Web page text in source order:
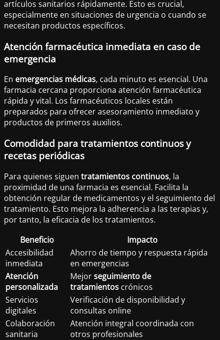
artículos sanitarios rápidamente. Esto es crucial,
especialmente en situaciones de urgencia o cuando se
necesitan productos específicos.
Atención farmacéutica inmediata en caso de
emergencia
En emergencias médicas, cada minuto es esencial. Una
farmacia cercana proporciona atención farmacéutica
rápida y vital. Los farmacéuticos locales están
preparados para ofrecer asesoramiento inmediato y
productos de primeros auxilios.
Comodidad para tratamientos continuos y
recetas periódicas
Para quienes siguen tratamientos continuos, la
proximidad de una farmacia es esencial. Facilita la
obtención regular de medicamentos y el seguimiento del
tratamiento. Esto mejora la adherencia a las terapias y,
por tanto, la eficacia de los tratamientos.
Beneficio
Impacto
Accesibilidad
inmediata
Ahorro de tiempo y respuesta rápida
en emergencias
Atención
personalizada
Mejorseguimiento de
tratamientos crónicos
Servicios
digitales
Verificación de disponibilidad y
consultas online
Colaboración
sanitaria
Atención integral coordinada con
otros profesionales